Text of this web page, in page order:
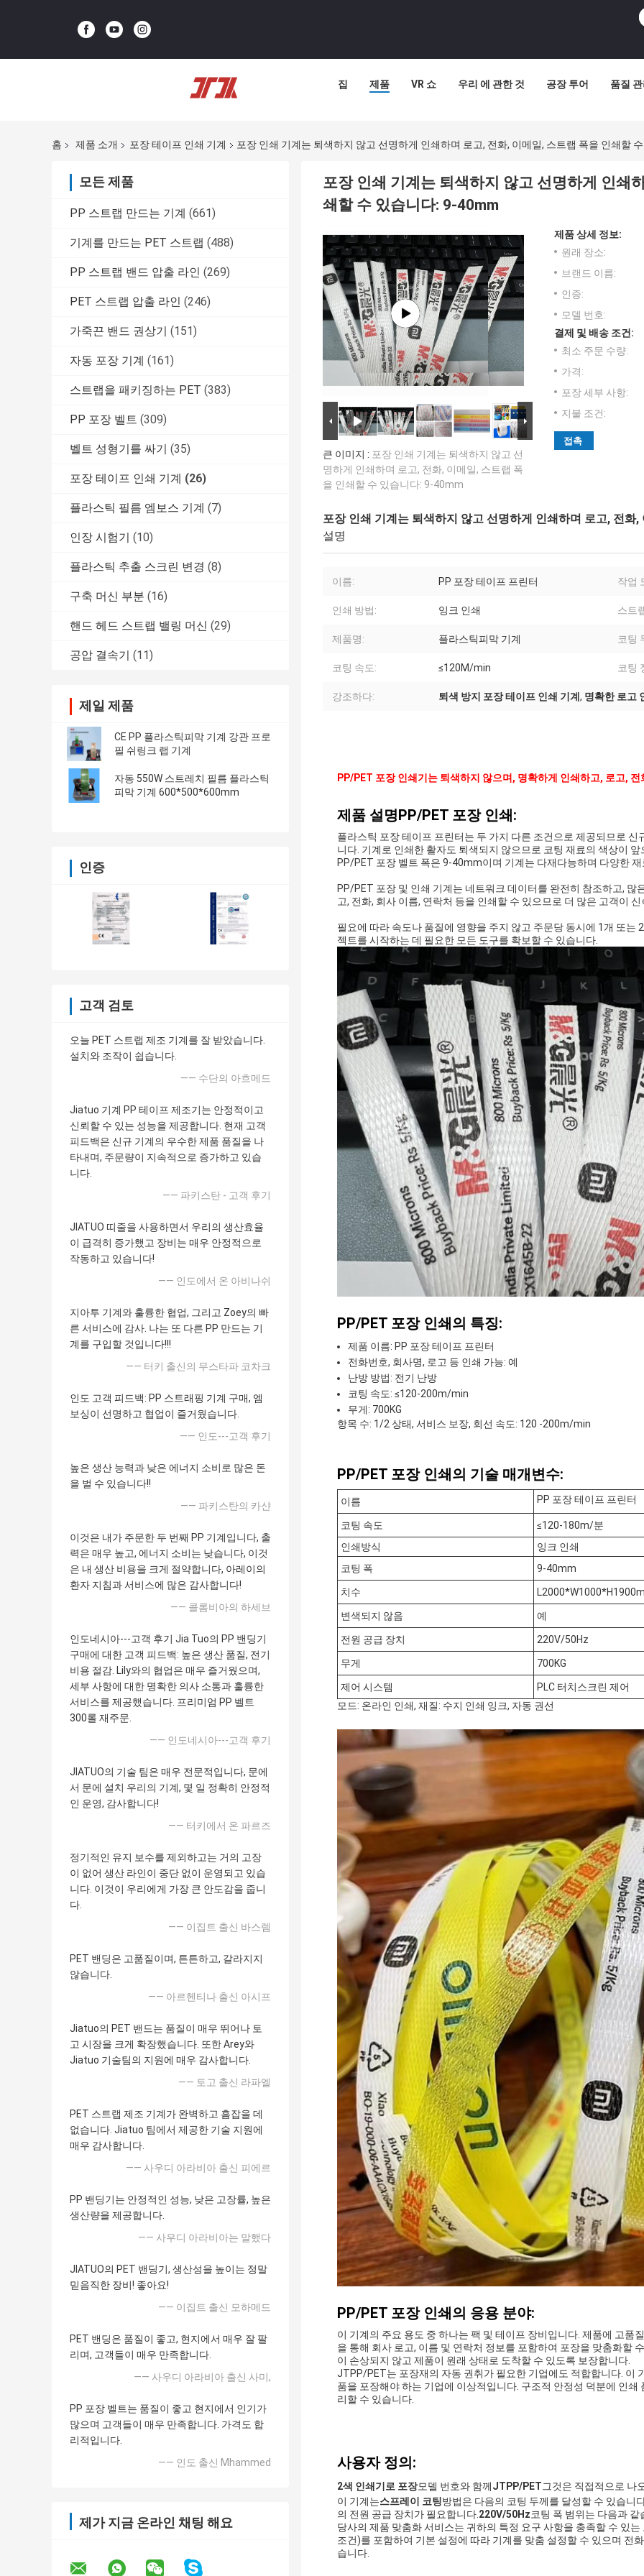
집 제품 VR 쇼 우리 에 관한 것 공장 투어 품질
홈 제품 소개 포장 테이프 인쇄 기계 포장 인쇄 기계는 퇴색하지 않고 선명하게 인쇄하며 로고, 전화, 이메일, 스트랩 폭을 인쇄할
모든 제품
PP 스트랩 만드는 기계 (661)
기계를 만드는 PET 스트랩 (488)
PP 스트랩 밴드 압출 라인 (269)
PET 스트랩 압출 라인 (246)
가죽끈 밴드 권상기 (151)
자동 포장 기계 (161)
스트랩을 패키징하는 PET (383)
PP 포장 벨트 (309)
벨트 성형기를 싸기 (35)
포장 테이프 인쇄 기계 (26)
플라스틱 필름 엠보스 기계 (7)
인장 시험기 (10)
플라스틱 추출 스크린 변경 (8)
구축 머신 부분 (16)
핸드 헤드 스트랩 밸링 머신 (29)
공압 결속기 (11)
제일 제품
CE PP 플라스틱피막 기계 강관 프로
필 쉬링크 랩 기계
자동 550W 스트레치 필름 플라스틱
피막 기계 600*500*600mm
인증
고객 검토
오늘 PET 스트랩 제조 기계를 잘 받았습니다.
설치와 조작이 쉽습니다.
—— 수단의 아흐메드
Jiatuo 기계 PP 테이프 제조기는 안정적이고
신뢰할 수 있는 성능을 제공합니다. 현재 고객
피드백은 신규 기계의 우수한 제품 품질을 나
타내며, 주문량이 지속적으로 증가하고 있습
니다.
—— 파키스탄 - 고객 후기
JIATUO 띠줄을 사용하면서 우리의 생산효율
이 급격히 증가했고 장비는 매우 안정적으로
작동하고 있습니다!
—— 인도에서 온 아비나쉬
지아투 기계와 훌륭한 협업, 그리고 Zoey의 빠
른 서비스에 감사. 나는 또 다른 PP 만드는 기
계를 구입할 것입니다!!!
—— 터키 출신의 무스타파 코차크
인도 고객 피드백: PP 스트래핑 기계 구매, 엠
보싱이 선명하고 협업이 즐거웠습니다.
—— 인도---고객 후기
높은 생산 능력과 낮은 에너지 소비로 많은 돈
을 벌 수 있습니다!!
—— 파키스탄의 카샨
이것은 내가 주문한 두 번째 PP 기계입니다, 출
력은 매우 높고, 에너지 소비는 낮습니다, 이것
은 내 생산 비용을 크게 절약합니다, 아레이의
환자 지침과 서비스에 많은 감사합니다!
—— 콜롬비아의 하세브
인도네시아---고객 후기 Jia Tuo의 PP 밴딩기
구매에 대한 고객 피드백: 높은 생산 품질, 전기
비용 절감. Lily와의 협업은 매우 즐거웠으며,
세부 사항에 대한 명확한 의사 소통과 훌륭한
서비스를 제공했습니다. 프리미엄 PP 벨트
300롤 재주문.
—— 인도네시아---고객 후기
JIATUO의 기술 팀은 매우 전문적입니다, 문에
서 문에 설치 우리의 기계, 몇 일 정확히 안정적
인 운영, 감사합니다!
—— 터키에서 온 파르즈
정기적인 유지 보수를 제외하고는 거의 고장
이 없어 생산 라인이 중단 없이 운영되고 있습
니다. 이것이 우리에게 가장 큰 안도감을 줍니
다.
—— 이집트 출신 바스렘
PET 밴딩은 고품질이며, 튼튼하고, 갈라지지
않습니다.
—— 아르헨티나 출신 아시프
Jiatuo의 PET 밴드는 품질이 매우 뛰어나 토
고 시장을 크게 확장했습니다. 또한 Arey와
Jiatuo 기술팀의 지원에 매우 감사합니다.
—— 토고 출신 라파엘
PET 스트랩 제조 기계가 완벽하고 흠잡을 데
없습니다. Jiatuo 팀에서 제공한 기술 지원에
매우 감사합니다.
—— 사우디 아라비아 출신 피에르
PP 밴딩기는 안정적인 성능, 낮은 고장률, 높은
생산량을 제공합니다.
—— 사우디 아라비아는 말했다
JIATUO의 PET 밴딩기, 생산성을 높이는 정말
믿음직한 장비! 좋아요!
—— 이집트 출신 모하메드
PET 밴딩은 품질이 좋고, 현지에서 매우 잘 팔
리며, 고객들이 매우 만족합니다.
—— 사우디 아라비아 출신 사미,
PP 포장 벨트는 품질이 좋고 현지에서 인기가
많으며 고객들이 매우 만족합니다. 가격도 합
리적입니다.
—— 인도 출신 Mhammed
제가 지금 온라인 채팅 해요
포장 인쇄 기계는 퇴색하지 않고 선명하게 인쇄
쇄할 수 있습니다: 9-40mm
큰 이미지 : 포장 인쇄 기계는 퇴색하지 않고 선
명하게 인쇄하며 로고, 전화, 이메일, 스트랩 폭
을 인쇄할 수 있습니다: 9-40mm
제품 상세 정보:
원래 장소:
브랜드 이름:
인증:
모델 번호:
결제 및 배송 조건:
최소 주문 수량:
가격:
포장 세부 사항:
지불 조건:
접촉
포장 인쇄 기계는 퇴색하지 않고 선명하게 인쇄하며 로고, 전
설명
이름: PP 포장 테이프 프린터 작업
인쇄 방법: 잉크 인쇄 스트
제품명: 플라스틱피막 기계 코팅
코팅 속도: ≤120M/min 코팅
강조하다: 퇴색 방지 포장 테이프 인쇄 기계 , 명확한 로고
PP/PET 포장 인쇄기는 퇴색하지 않으며, 명확하게 인쇄하고, 로고,
제품 설명PP/PET 포장 인쇄:
플라스틱 포장 테이프 프린터는 두 가지 다른 조건으로 제공되므로
니다. 기계로 인쇄한 활자도 퇴색되지 않으므로 코팅 재료의 색상이
PP/PET 포장 벨트 폭은 9-40mm이며 기계는 다재다능하며 다양한
PP/PET 포장 및 인쇄 기계는 네트워크 데이터를 완전히 참조하고,
고, 전화, 회사 이름, 연락처 등을 인쇄할 수 있으므로 더 많은 고객이
필요에 따라 속도나 품질에 영향을 주지 않고 주문당 동시에 1개 또는
젝트를 시작하는 데 필요한 모든 도구를 확보할 수 있습니다.
PP/PET 포장 인쇄의 특징:
제품 이름: PP 포장 테이프 프린터
전화번호, 회사명, 로고 등 인쇄 가능: 예
난방 방법: 전기 난방
코팅 속도: ≤120-200m/min
무게: 700KG
항목 수: 1/2 상태, 서비스 보장, 회선 속도: 120 -200m/min
PP/PET 포장 인쇄의 기술 매개변수:
이름 PP 포장 테이프 프린터
코팅 속도
≤120-180m/분
인쇄방식
잉크 인쇄
코팅 폭
9-40mm
치수
변색되지 않음 예
전원 공급 장치 220V/50Hz
무게 700KG
제어 시스템
PLC 터치스크린 제어
모드: 온라인 인쇄, 재질: 수지 인쇄 잉크, 자동 권선
PP/PET 포장 인쇄의 응용 분야:
이 기계의 주요 용도 중 하나는 팩 및 테이프 장비입니다. 제품에 고품
을 통해 회사 로고, 이름 및 연락처 정보를 포함하여 포장을 맞춤화할
이 손상되지 않고 제품이 원래 상태로 도착할 수 있도록 보장합니다.
JTPP/PET는 포장재의 자동 권취가 필요한 기업에도 적합합니다. 이
품을 포장해야 하는 기업에 이상적입니다. 구조적 안정성 덕분에 인
리할 수 있습니다.
사용자 정의:
2색 인쇄기로 포장모델 번호와 함께JTPP/PET그것은 직접적으로 나
이 기계는스프레이 코팅방법은 다음의 코팅 두께를 달성할 수 있습니
의 전원 공급 장치가 필요합니다.220V/50Hz코팅 폭 범위는 다음과 같
당사의 제품 맞춤화 서비스는 귀하의 특정 요구 사항을 충족할 수 있
조건)를 포함하여 기본 설정에 따라 기계를 맞춤 설정할 수 있으며 전
습니다.